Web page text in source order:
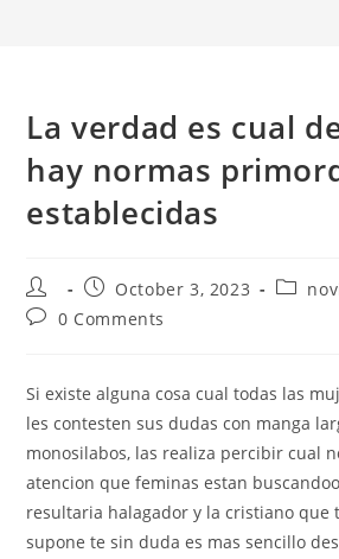
La verdad es cual
hay normas
establecidas
Post
author:
Post
published:
October 3, 2023
Post
Post0 Comments
Si existe alguna cosa cual todas las
les contesten sus dudas con manga
monosilabos, las realiza percibir cual
atencion que feminas estan
resultaria halagador y la cristiano que
supone te sin duda es mas sencillo